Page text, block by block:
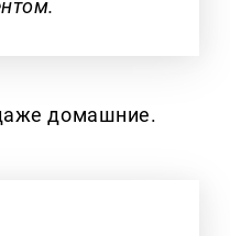
домашние.